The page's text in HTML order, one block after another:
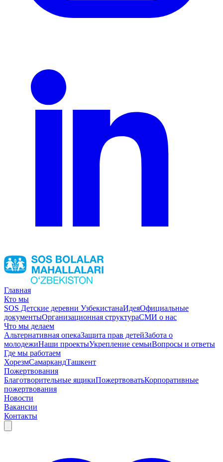
Главная
Кто мы
SOS Детские деревни УзбекистанаИдеяОфициальные
документыОрганизационная структураСМИ о нас
Что мы делаем
Альтернативная опекаЗащита прав детейЗабота о
молодежиНаши проектыУкрепление семьиВопросы и ответы
Где мы работаем
ХорезмСамаркандТашкент
Пожертвования
Благотворительные ящикиПожертвоватьКорпоративные
пожертвования
Новости
Вакансии
Контакты